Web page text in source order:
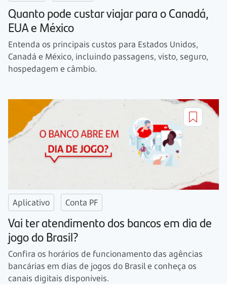
Quanto pode custar viajar para o Canadá,
EUA e México
Entenda os principais custos para Estados Unidos,
Canadá e México, incluindo passagens, visto, seguro,
hospedagem e câmbio.
Aplicativo Conta PF
Vai ter atendimento dos bancos em dia de
jogo do Brasil?
Confira os horários de funcionamento das agências
bancárias em dias de jogos do Brasil e conheça os
canais digitais disponíveis.